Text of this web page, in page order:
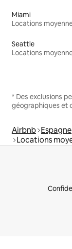
Miami
Seattle
* Des exclusions
géographiques et
Airbnb Espagne
Locations